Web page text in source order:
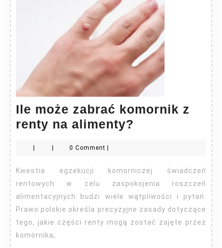
Ile może zabrać komornik z
renty na alimenty?
komornik
z
renty
na
alimenty?
0 Comment
Kwestia egzekucji komorniczej świadczeń
rentowych w celu zaspokojenia roszczeń
alimentacyjnych budzi wiele wątpliwości i pytań.
Prawo polskie określa precyzyjne zasady dotyczące
tego, jakie części renty mogą zostać zajęte przez
komornika,